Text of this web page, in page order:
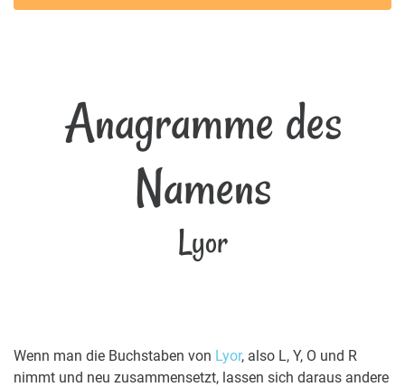
Anagramme des
Namens
Lyor
Wenn man die Buchstaben von Lyor, also L, Y, O und R
nimmt und neu zusammensetzt, lassen sich daraus andere